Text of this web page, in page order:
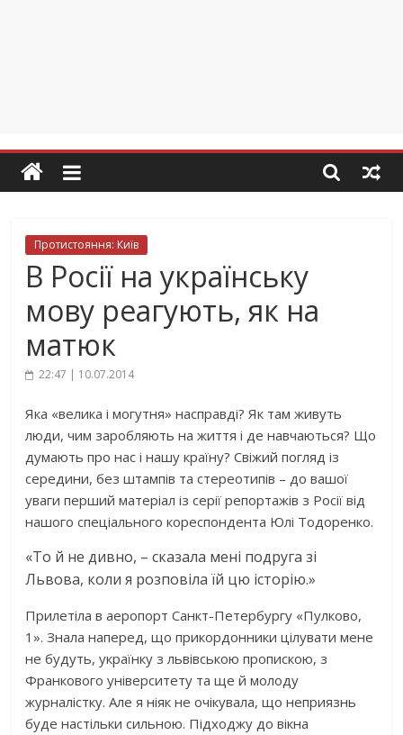
Протистояння: Київ
В Росії на українську
мову реагують, як на
матюк
22:47 | 10.07.2014
Яка «велика і могутня» насправді? Як там живуть
люди, чим заробляють на життя і де навчаються? Що
думають про нас і нашу країну? Свіжий погляд із
середини, без штампів та стереотипів – до вашої
уваги перший матеріал із серії репортажів з Росії від
нашого спеціального кореспондента Юлі Тодоренко.
«То й не дивно, – сказала мені подруга зі
Львова, коли я розповіла їй цю історію.»
Прилетіла в аеропорт Санкт-Петербургу «Пулково,
1». Знала наперед, що прикордонники цілувати мене
не будуть, українку з львівською пропискою, з
Франкового університету та ще й молоду
журналістку. Але я ніяк не очікувала, що неприязнь
буде настільки сильною. Підходжу до вікна